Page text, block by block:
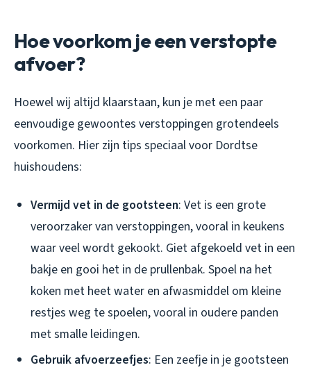
Hoe voorkom je een verstopte
afvoer?
Hoewel wij altijd klaarstaan, kun je met een paar
eenvoudige gewoontes verstoppingen grotendeels
voorkomen. Hier zijn tips speciaal voor Dordtse
huishoudens:
Vermijd vet in de gootsteen: Vet is een grote
veroorzaker van verstoppingen, vooral in keukens
waar veel wordt gekookt. Giet afgekoeld vet in een
bakje en gooi het in de prullenbak. Spoel na het
koken met heet water en afwasmiddel om kleine
restjes weg te spoelen, vooral in oudere panden
met smalle leidingen.
Gebruik afvoerzeefjes: Een zeefje in je gootsteen